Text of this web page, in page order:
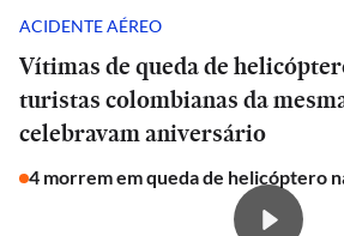
ACIDENTE AÉREO
Vítimas de queda de
turistas colombianas da
celebravam aniversário
4 morrem em queda de helicóptero